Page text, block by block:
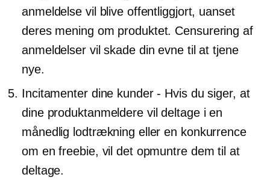
anmeldelse vil blive offentliggjort, uanset
deres mening om produktet. Censurering af
anmeldelser vil skade din evne til at tjene
nye.
Incitamenter dine kunder - Hvis du siger, at
dine produktanmeldere vil deltage i en
månedlig lodtrækning eller en konkurrence
om en freebie, vil det opmuntre dem til at
deltage.